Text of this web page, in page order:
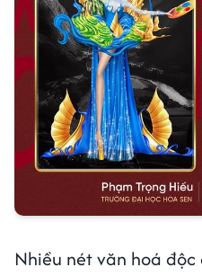
Nhiều nét văn hoá